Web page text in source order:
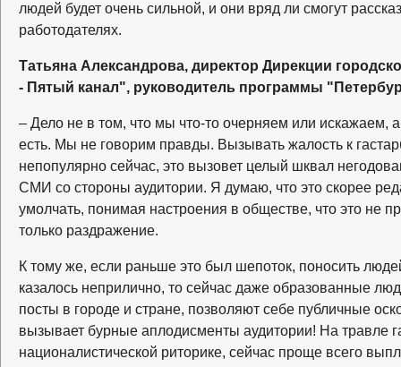
людей будет очень сильной, и они вряд ли смогут
работодателях.
Татьяна Александрова, директор Дирекции
- Пятый канал", руководитель программы
– Дело не в том, что мы что-то очерняем или искажаем,
есть. Мы не говорим правды. Вызывать жалость к
непопулярно сейчас, это вызовет целый шквал
СМИ со стороны аудитории. Я думаю, что это скорее
умолчать, понимая настроения в обществе, что это не
только раздражение.
К тому же, если раньше это был шепоток, поносить
казалось неприлично, то сейчас даже образованные
посты в городе и стране, позволяют себе публичные
вызывает бурные аплодисменты аудитории! На травле
националистической риторике, сейчас проще всего